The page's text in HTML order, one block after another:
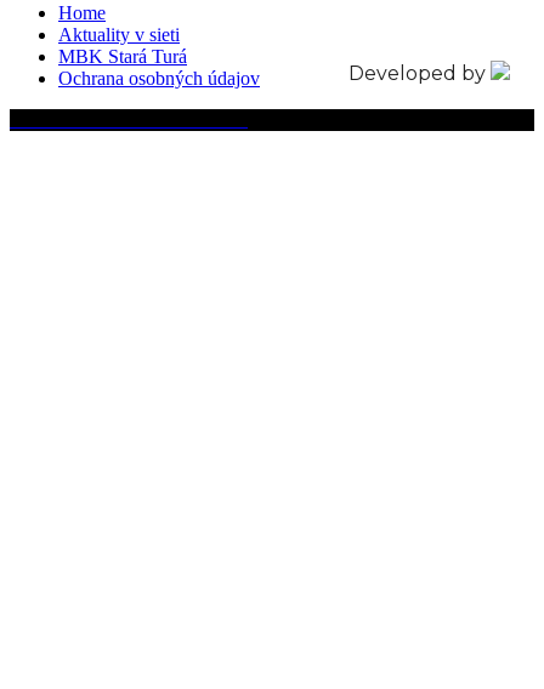
Home
Aktuality v sieti
MBK Stará Turá
Ochrana osobných údajov
Developed by